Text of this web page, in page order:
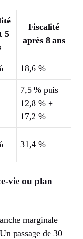
5
Fiscalité
après 8 ans
18,6 %
7,5 % puis
12,8 % +
17,2 %
31,4 %
vie ou plan
marginale
passage de 30